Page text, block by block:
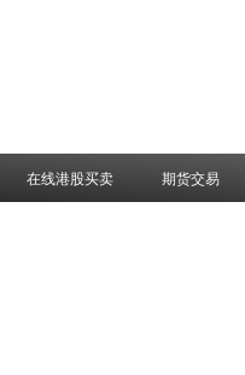
在线港股买卖 期货交易